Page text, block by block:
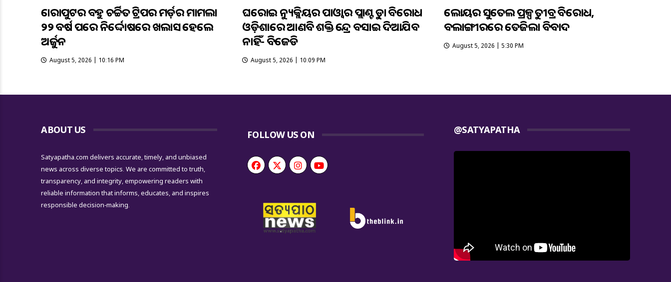
କୋରାପୁଟର ବହୁ ଚର୍ଚ୍ଚିତ ଟ୍ରିପର ମର୍ଡ଼ର ମାମଲା
୨୨ ବର୍ଷ ପରେ ନିର୍ଦ୍ଦୋଷରେ ଖଲାସ ହେଲେ
ଅର୍ଜୁନ
August 5, 2026 | 10:16 PM
ଘରୋଇ ନ୍ୟୁକ୍ଲିୟର ପାଓ୍ବାର ପ୍ଲାଣ୍ଟକୁ କଡ଼ା ବିରୋଧ
ଓଡ଼ିଶାରେ ଆଣବିକ ଶକ୍ତି କେନ୍ଦ୍ର ବସାଇ ଦିଆଯିବ
ନାହିଁ- ବିଜେଡି
August 5, 2026 | 10:09 PM
ଲୋୟର ସୁକତେଲ ପ୍ରକଳ୍ପକୁ ତୀବ୍ର ବିରୋଧ,
ବଲାଙ୍ଗୀରରେ ତେଜିଲା ବିବାଦ
August 5, 2026 | 5:30 PM
ABOUT US
Satyapatha.com delivers accurate, timely, and unbiased
news across diverse topics. We are committed to truth,
transparency, and integrity, empowering readers with
reliable information that informs, educates, and inspires
responsible decision-making.
FOLLOW US ON @SATYAPATHA